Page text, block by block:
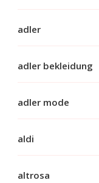
adler
adler bekleidung
adler mode
aldi
altrosa